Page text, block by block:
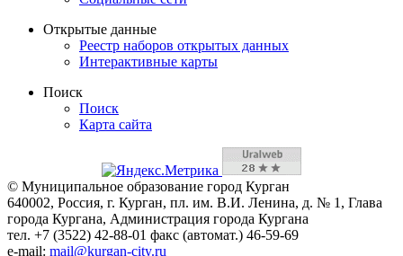
Открытые данные
Реестр наборов открытых данных
Интерактивные карты
Поиск
Поиск
Карта сайта
© Муниципальное образование город Курган
640002, Россия, г. Курган, пл. им. В.И. Ленина, д. № 1, Глава
города Кургана, Администрация города Кургана
тел. +7 (3522) 42-88-01 факс (автомат.) 46-59-69
e-mail: mail@kurgan-city.ru